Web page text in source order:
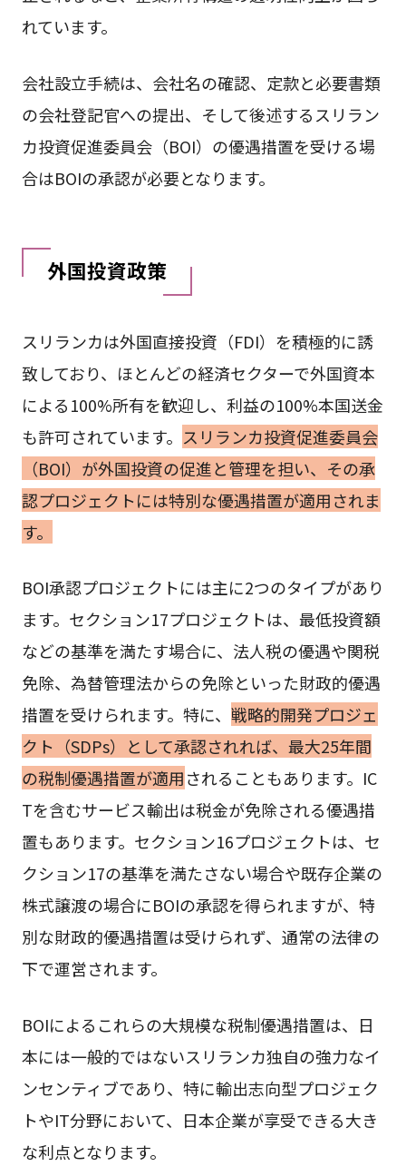
れています。
会社設立手続は、会社名の確認、定款と必要書類
の会社登記官への提出、そして後述するスリラン
カ投資促進委員会（BOI）の優遇措置を受ける場
合はBOIの承認が必要となります。
外国投資政策
スリランカは外国直接投資（FDI）を積極的に誘
致しており、ほとんどの経済セクターで外国資本
による100%所有を歓迎し、利益の100%本国送金
も許可されています。 スリランカ投資促進委員会
（BOI）が外国投資の促進と管理を担い、その承
認プロジェクトには特別な優遇措置が適用されま
す。
BOI承認プロジェクトには主に2つのタイプがあり
ます。セクション17プロジェクトは、最低投資額
などの基準を満たす場合に、法人税の優遇や関税
免除、為替管理法からの免除といった財政的優遇
措置を受けられます。特に、 戦略的開発プロジェ
クト（SDPs）として承認されれば、最大25年間
の税制優遇措置が適用されることもあります。IC
Tを含むサービス輸出は税金が免除される優遇措
置もあります。セクション16プロジェクトは、セ
クション17の基準を満たさない場合や既存企業の
株式譲渡の場合にBOIの承認を得られますが、特
別な財政的優遇措置は受けられず、通常の法律の
下で運営されます。
BOIによるこれらの大規模な税制優遇措置は、日
本には一般的ではないスリランカ独自の強力なイ
ンセンティブであり、特に輸出志向型プロジェク
トやIT分野において、日本企業が享受できる大き
な利点となります。